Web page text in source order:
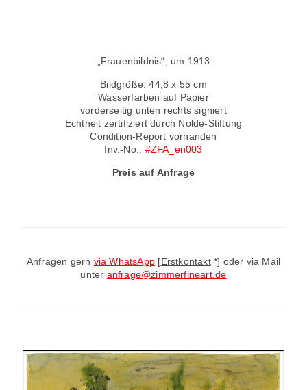
„Frauenbildnis“, um 1913
Bildgröße: 44,8 x 55 cm
Wasserfarben auf Papier
vorderseitig unten rechts signiert
Echtheit zertifiziert durch Nolde-Stiftung
Condition-Report vorhanden
Inv.-No.: #ZFA_en003
Preis auf Anfrage
Anfragen gern via WhatsApp [Erstkontakt*] oder via Mail
unter anfrage@zimmerfineart.de